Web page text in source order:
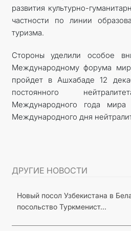
развития культурно-
частности по линии
туризма.
Стороны уделили особое
Международному форума
пройдет в Ашхабаде 12
постоянного
Международного года
Международного дня
ДРУГИЕ НОВОСТИ
Новый посол Узбекистана в
посольство Туркменист...